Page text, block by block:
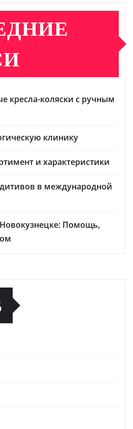
кресла-коляски с ручным
клинику
и характеристики
в международной
Помощь,